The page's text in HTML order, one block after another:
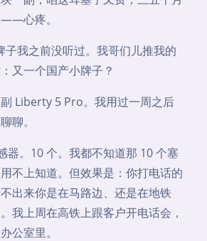
心疼。
我之前没听过。我哥们儿推我的
又一个国产小牌子？
Liberty 5 Pro。我用过一周之后
聊。
器。10 个。我都不知道那 10 个塞
不上知道。但效果是：你打电话的
出来你是在马路边、还是在地铁
我上周在高铁上跟客户开电话会，
公室里。